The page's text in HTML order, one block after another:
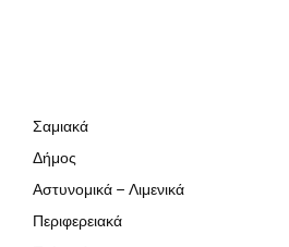
Σαμιακά
Δήμος
Αστυνομικά – Λιμενικά
Περιφερειακά